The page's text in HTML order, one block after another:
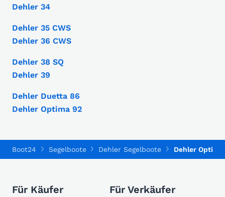
Dehler 34
Dehler 35 CWS
Dehler 36 CWS
Dehler 38 SQ
Dehler 39
Dehler Duetta 86
Dehler Optima 92
Boot24 Segelboote Dehler Segelboote Dehler Optima
Für Käufer Für Verkäufer